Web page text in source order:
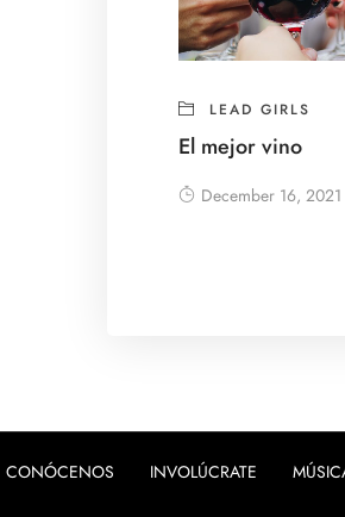
LEAD GIRLS
El mejor vino
December 16, 2021
CONÓCENOS INVOLÚCRATE